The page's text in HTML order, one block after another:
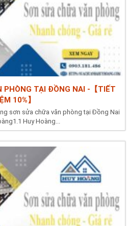
PHÒNG TẠI ĐỒNG NAI -【TIẾT
10%】
sơn sửa chữa văn phòng tại Đồng Nai
Huy Hoàng...